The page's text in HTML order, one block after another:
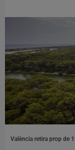
València retira prop de